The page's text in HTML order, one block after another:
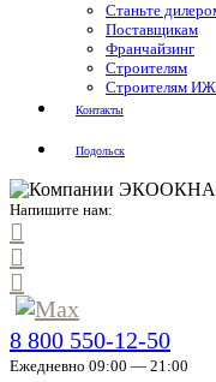
Станьте
Поставщикам
Франчайзинг
Строителям
Строителям
Контакты
Подольск
Напишите нам:
8 800 550-12-50
Ежедневно 09:00 — 21:00